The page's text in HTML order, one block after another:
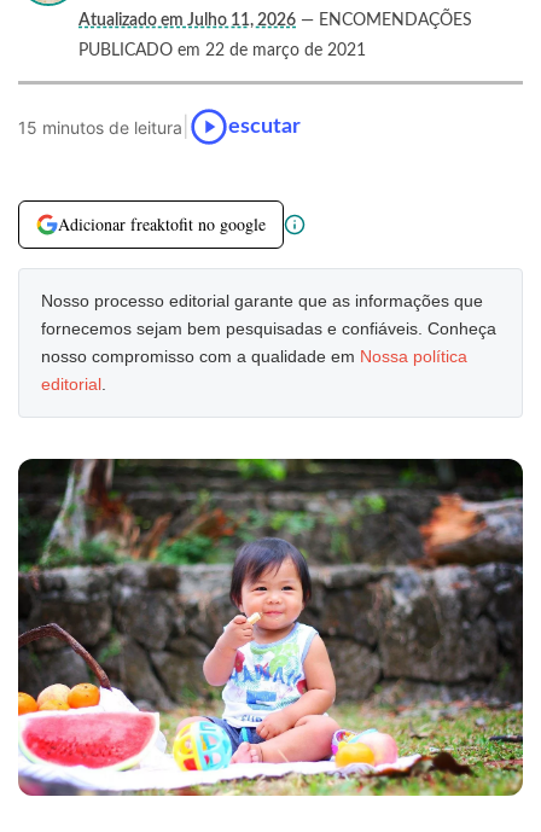
Atualizado em Julho 11, 2026 — ENCOMENDAÇÕES
PUBLICADO em 22 de março de 2021
15 minutos de leitura escutar
Adicionar freaktofit no google
Nosso processo editorial garante que as informações que
fornecemos sejam bem pesquisadas e confiáveis. Conheça
nosso compromisso com a qualidade em Nossa política
editorial